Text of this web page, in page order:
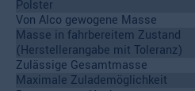
Polster
Von Alco gewogene Masse
Masse in fahrbereitem Zustand
(Herstellerangabe mit Toleranz)
Zulässige Gesamtmasse
Maximale Zulademöglichkeit